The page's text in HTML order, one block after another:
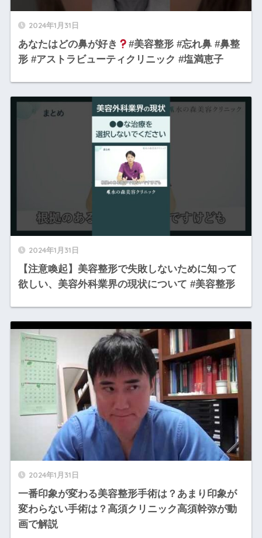
2024年1月31日
あなたはどの鼻が好き
#美容整形 #忘れ鼻 #鼻整
形 #アストラビューティクリニック #塩満恵子
2024年1月31日
【注意喚起】美容整形で失敗しないために知って
欲しい、美容外科業界の現状について #美容整形
2024年1月31日
一番印象が変わる美容整形手術は？あまり印象が
変わらない手術は？高須クリニック高須幹弥が動
画で解説